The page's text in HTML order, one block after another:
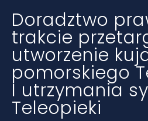
Doradztwo
trakcie
utworzenie
pomorskiego
I utrzymania
Teleopieki